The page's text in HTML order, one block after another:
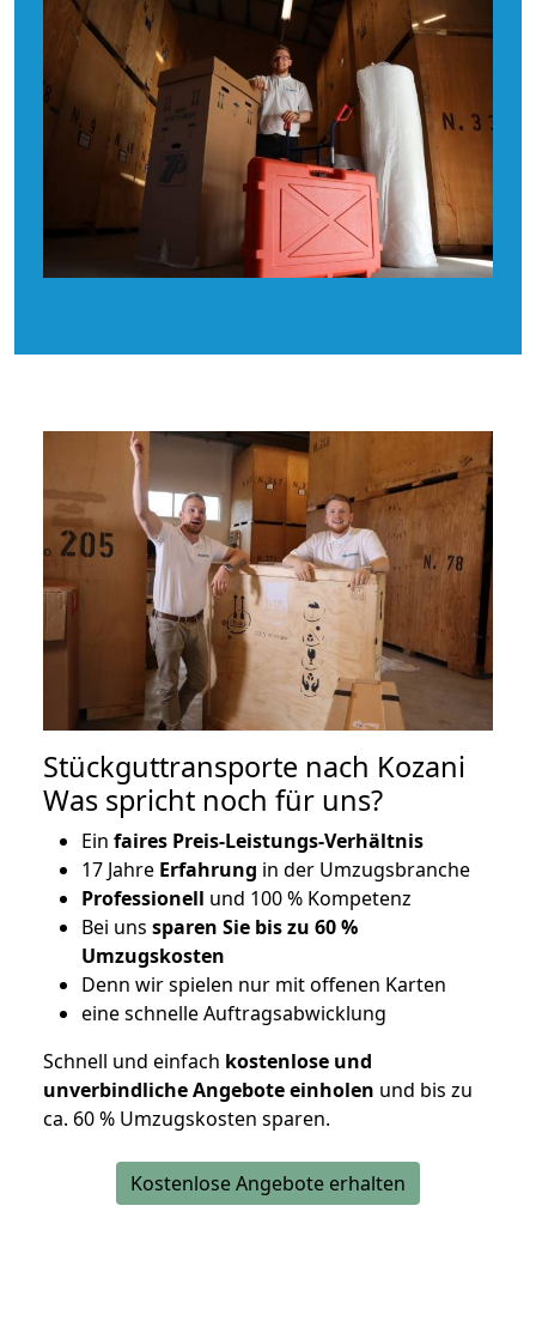
Stückguttransporte nach Kozani
Was spricht noch für uns?
Ein faires Preis-Leistungs-Verhältnis
17 Jahre Erfahrung in der Umzugsbranche
Professionell und 100 % Kompetenz
Bei uns sparen Sie bis zu 60 %
Umzugskosten
Denn wir spielen nur mit offenen Karten
eine schnelle Auftragsabwicklung
Schnell und einfach kostenlose und
unverbindliche Angebote einholen und bis zu
ca. 60 % Umzugskosten sparen.
Kostenlose Angebote erhalten